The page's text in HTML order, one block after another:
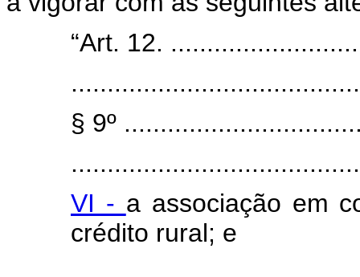
“Art. 12.
§ 9º
VI - a associação em
crédito rural; e